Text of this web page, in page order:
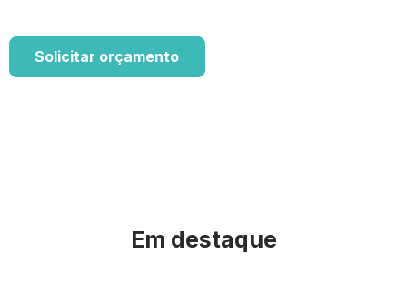
Solicitar orçamento
Em destaque